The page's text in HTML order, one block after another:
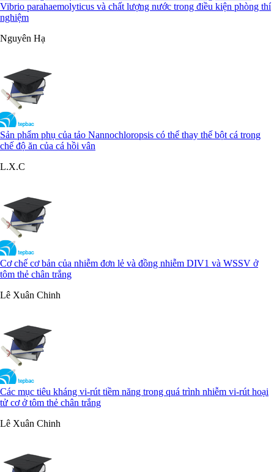
Vibrio parahaemolyticus và chất lượng nước trong điều kiện phòng thí
nghiệm
Nguyên Hạ
Sản phẩm phụ của tảo Nannochloropsis có thể thay thế bột cá trong
chế độ ăn của cá hồi vân
L.X.C
Cơ chế cơ bản của nhiễm đơn lẻ và đồng nhiễm DIV1 và WSSV ở
tôm thẻ chân trắng
Lê Xuân Chinh
Các mục tiêu kháng vi-rút tiềm năng trong quá trình nhiễm vi-rút hoại
tử cơ ở tôm thẻ chân trắng
Lê Xuân Chinh